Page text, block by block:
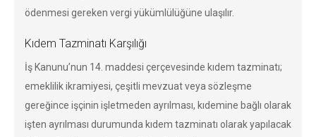
ödenmesi gereken vergi yükümlülüğüne ulaşılır.
Kıdem Tazminatı Karşılığı
İş Kanunu’nun 14. maddesi çerçevesinde kıdem tazminatı;
emeklilik ikramiyesi, çeşitli mevzuat veya sözleşme
gereğince işçinin işletmeden ayrılması, kıdemine bağlı olarak
işten ayrılması durumunda kıdem tazminatı olarak yapılacak